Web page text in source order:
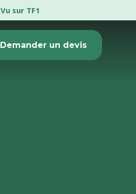
Vu sur TF1
Demander un devis